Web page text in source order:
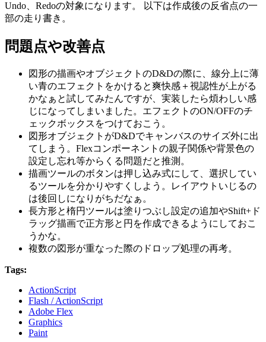
Undo、Redoの対象になります。 以下は作成後の反省点の一
部の走り書き。
問題点や改善点
図形の描画やオブジェクトのD&Dの際に、線分上に薄
い青のエフェクトをかけると爽快感＋視認性が上がる
かなぁと試してみたんですが、実装したら煩わしい感
じになってしまいました。エフェクトのON/OFFのチ
ェックボックスをつけておこう。
図形オブジェクトがD&Dでキャンバスのサイズ外に出
てしまう。Flexコンポーネントの親子関係や背景色の
設定し忘れ等からくる問題だと推測。
描画ツールのボタンは押し込み式にして、選択してい
るツールを分かりやすくしよう。レイアウトいじるの
は後回しになりがちだなぁ。
長方形と楕円ツールは塗りつぶし設定の追加やShift+ド
ラッグ描画で正方形と円を作成できるようにしておこ
うかな。
複数の図形が重なった際のドロップ処理の再考。
Tags:
ActionScript
Flash / ActionScript
Adobe Flex
Graphics
Paint